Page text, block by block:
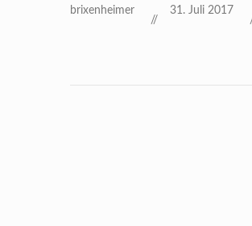
brixenheimer 31. Juli 2017